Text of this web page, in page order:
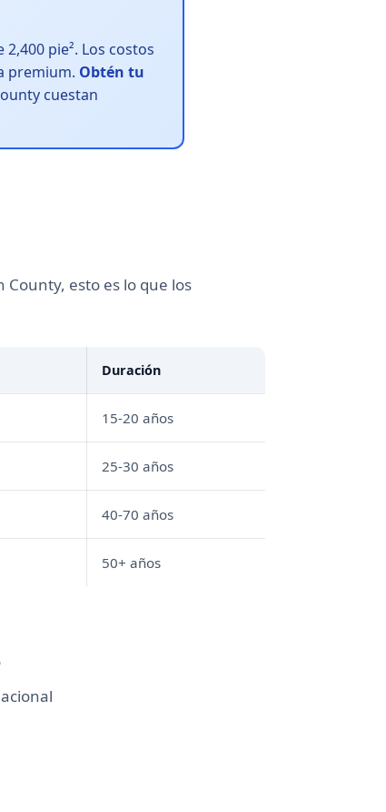
2,400 pie². Los costos
premium. Obtén tu
cuestan
esto es lo que los
Duración
15-20 años
25-30 años
40-70 años
50+ años